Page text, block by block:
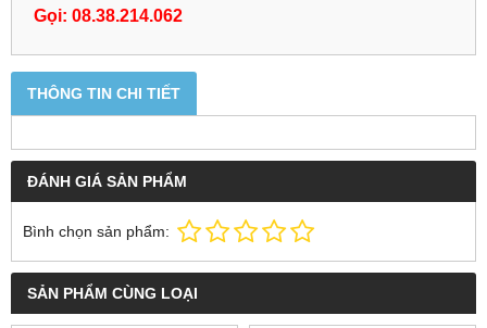
Gọi: 08.38.214.062
THÔNG TIN CHI TIẾT
ĐÁNH GIÁ SẢN PHẨM
Bình chọn sản phẩm:
SẢN PHẨM CÙNG LOẠI